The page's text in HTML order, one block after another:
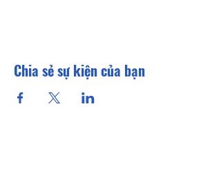
Chia sẻ sự kiện của bạn